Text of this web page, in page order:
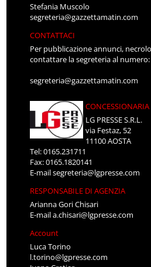
Stefania Muscolo
segreteria@gazzettamatin.com
CONTATTACI
Per pubblicazione annunci,
contattare la segreteria al numero:
segreteria@gazzettamatin.com
LG PRESSE S.R.L.
via Festaz, 52
11100 AOSTA
Tel: 0165.231711
Fax: 0165.1820141
E-mailsegreteria@lgpresse.com
RESPONSABILE DI AGENZIA
Arianna Gori Chisari
E-maila.chisari@lgpresse.com
Account
Luca Torino
l.torino@lgpresse.com